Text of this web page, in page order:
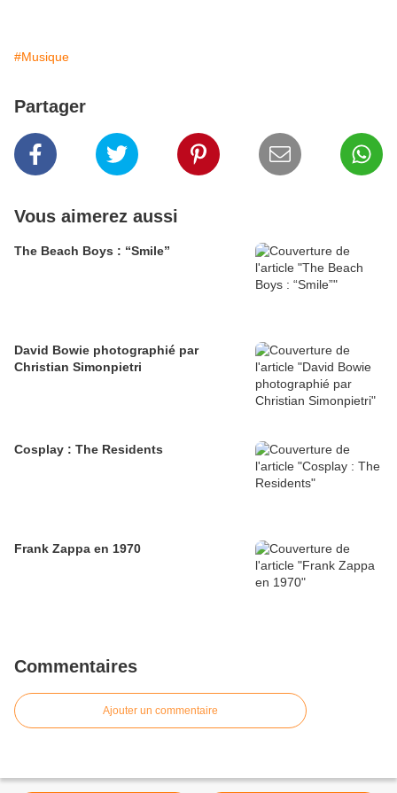
#Musique
Partager
Vous aimerez aussi
The Beach Boys : “Smile”
David Bowie photographié par
Christian Simonpietri
Cosplay : The Residents
Frank Zappa en 1970
Commentaires
Ajouter un commentaire